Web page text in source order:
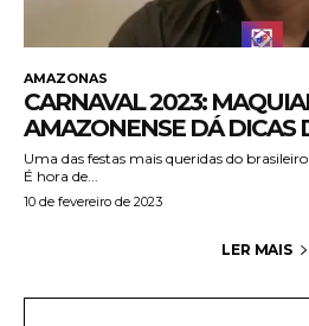
AMAZONAS
CARNAVAL 2023:
AMAZONENSE DÁ DICAS
Uma das festas mais queridas do
É hora de...
10 de fevereiro de 2023
LER MAIS